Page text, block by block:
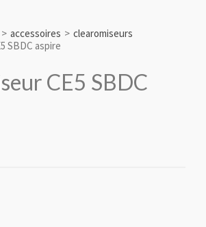
> accessoires > clearomiseurs
SBDC aspire
CE5 SBDC